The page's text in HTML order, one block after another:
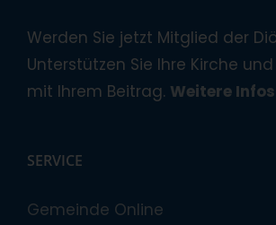
Werden Sie jetzt Mitglied der
Unterstützen Sie Ihre Kirche
mit Ihrem Beitrag. Weitere
SERVICE
Gemeinde Online